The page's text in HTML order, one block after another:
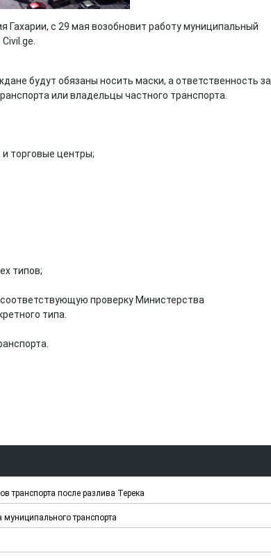
Гахарии, с 29 мая возобновит работу муниципальный
будут обязаны носить маски, а ответственность за
или владельцы частного транспорта.
и торговые центры;
типов;
проверку Министерства
типа.
транспорта после разлива Терека
транспорта